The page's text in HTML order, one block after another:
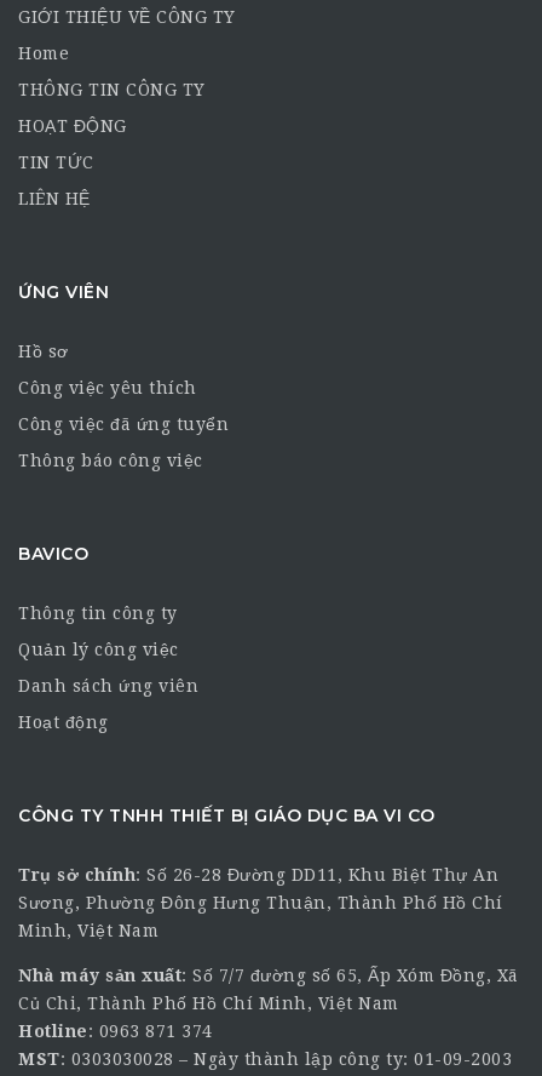
GIỚI THIỆU VỀ CÔNG TY
Home
THÔNG TIN CÔNG TY
HOẠT ĐỘNG
TIN TỨC
LIÊN HỆ
ỨNG VIÊN
Hồ sơ
Công việc yêu thích
Công việc đã ứng tuyển
Thông báo công việc
BAVICO
Thông tin công ty
Quản lý công việc
Danh sách ứng viên
Hoạt động
CÔNG TY TNHH THIẾT BỊ GIÁO DỤC BA VI CO
Trụ sở chính: Số 26-28 Đường DD11, Khu Biệt Thự An
Sương, Phường Đông Hưng Thuận, Thành Phố Hồ Chí
Minh, Việt Nam
Nhà máy sản xuất: Số 7/7 đường số 65, Ấp Xóm Đồng, Xã
Củ Chi, Thành Phố Hồ Chí Minh, Việt Nam
Hotline: 0963 871 374
MST: 0303030028 – Ngày thành lập công ty: 01-09-2003